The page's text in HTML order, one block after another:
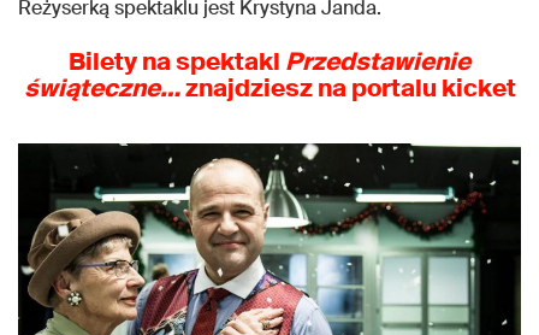
Reżyserką spektaklu jest Krystyna Janda.
Bilety na spektakl Przedstawienie
świąteczne…znajdziesz na portalu kicket